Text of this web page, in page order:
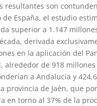
resultantes son
de España, el estudio
superior a 1.147
derivada
en la aplicación del
alrededor de 918 millones
a Andalucía y
provincia de Jaén, que
en torno al 37% de la